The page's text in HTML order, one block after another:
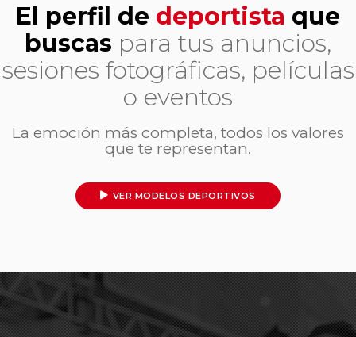
El perfil de deportista que
buscas para tus anuncios,
sesiones fotográficas, películas
o eventos
La emoción más completa, todos los valores
que te representan.
VER MODELOS DEPORTIVOS